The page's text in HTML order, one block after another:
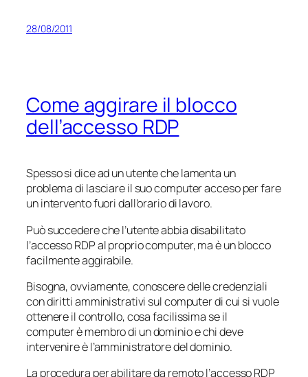
28/08/2011
Come aggirare il blocco
dell’accesso RDP
Spesso si dice ad un utente che lamenta un
problema di lasciare il suo computer acceso per fare
un intervento fuori dall’orario di lavoro.
Può succedere che l’utente abbia disabilitato
l’accesso RDP al proprio computer, ma è un blocco
facilmente aggirabile.
Bisogna, ovviamente, conoscere delle credenziali
con diritti amministrativi sul computer di cui si vuole
ottenere il controllo, cosa facilissima se il
computer è membro di un dominio e chi deve
intervenire è l’amministratore del dominio.
La procedura per abilitare da remoto l’accesso RDP